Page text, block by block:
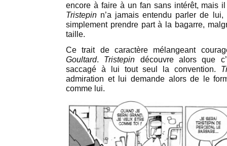
encore à faire à un fan sans intérêt, mais
Tristepin n’a jamais entendu parler de
simplement prendre part à la bagarre,
taille.
Ce trait de caractère mélangeant
Goultard. Tristepin découvre alors que
saccagé à lui tout seul la convention.
admiration et lui demande alors de le
comme lui.